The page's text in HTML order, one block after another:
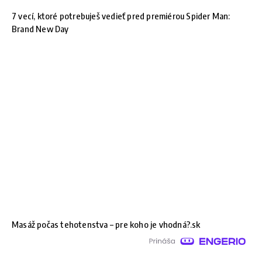
7 vecí, ktoré potrebuješ vedieť pred premiérou Spider Man:
Brand New Day
Masáž počas tehotenstva – pre koho je vhodná?.sk